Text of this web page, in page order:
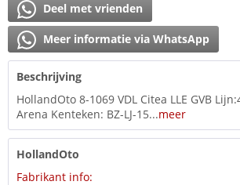
Deel met vrienden
Meer informatie via WhatsApp
Beschrijving
HollandOto 8-1069 VDL Citea LLE GVB
Arena Kenteken: BZ-LJ-15...meer
HollandOto
Fabrikant info: